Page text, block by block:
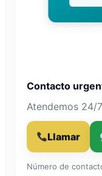
Contacto
Atendemos 24/
Llamar
Número de